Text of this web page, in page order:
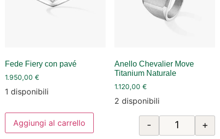
Fede Fiery con pavé
1.950,00 €
1 disponibili
Aggiungi al carrello
Anello Chevalier Move
Titanium Naturale
1.120,00 €
2 disponibili
- +